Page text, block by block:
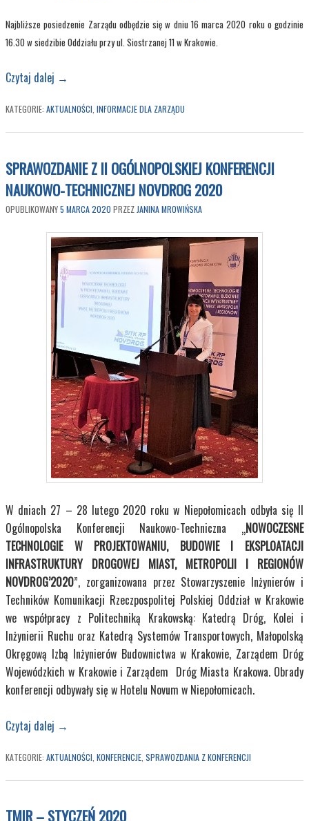
Najbliższe posiedzenie Zarządu odbędzie się w dniu 16 marca 2020 roku o godzinie
16.30 w siedzibie Oddziału przy ul. Siostrzanej 11 w Krakowie.
Czytaj dalej →
KATEGORIE: AKTUALNOŚCI INFORMACJE DLA ZARZĄDU
SPRAWOZDANIE Z II OGÓLNOPOLSKIEJ KONFERENCJI
NAUKOWO-TECHNICZNEJ NOVDROG 2020
OPUBLIKOWANY5 MARCA 2020 PRZEZ JANINA MROWIŃSKA
W dniach 27 – 28 lutego 2020 roku w Niepołomicach odbyła się II
Ogólnopolska Konferencji Naukowo-Techniczna „NOWOCZESNE
TECHNOLOGIE W PROJEKTOWANIU, BUDOWIE I EKSPLOATACJI
INFRASTRUKTURY DROGOWEJ MIAST, METROPOLII I REGIONÓW
NOVDROG’2020”, zorganizowana przez Stowarzyszenie Inżynierów i
Techników Komunikacji Rzeczpospolitej Polskiej Oddział w Krakowie
we współpracy z Politechniką Krakowską: Katedrą Dróg, Kolei i
Inżynierii Ruchu oraz Katedrą Systemów Transportowych, Małopolską
Okręgową Izbą Inżynierów Budownictwa w Krakowie, Zarządem Dróg
Wojewódzkich w Krakowie i Zarządem Dróg Miasta Krakowa. Obrady
konferencji odbywały się w Hotelu Novum w Niepołomicach.
Czytaj dalej →
KATEGORIE: AKTUALNOŚCI KONFERENCJE SPRAWOZDANIA Z KONFERENCJI
TMIR – STYCZEŃ 2020